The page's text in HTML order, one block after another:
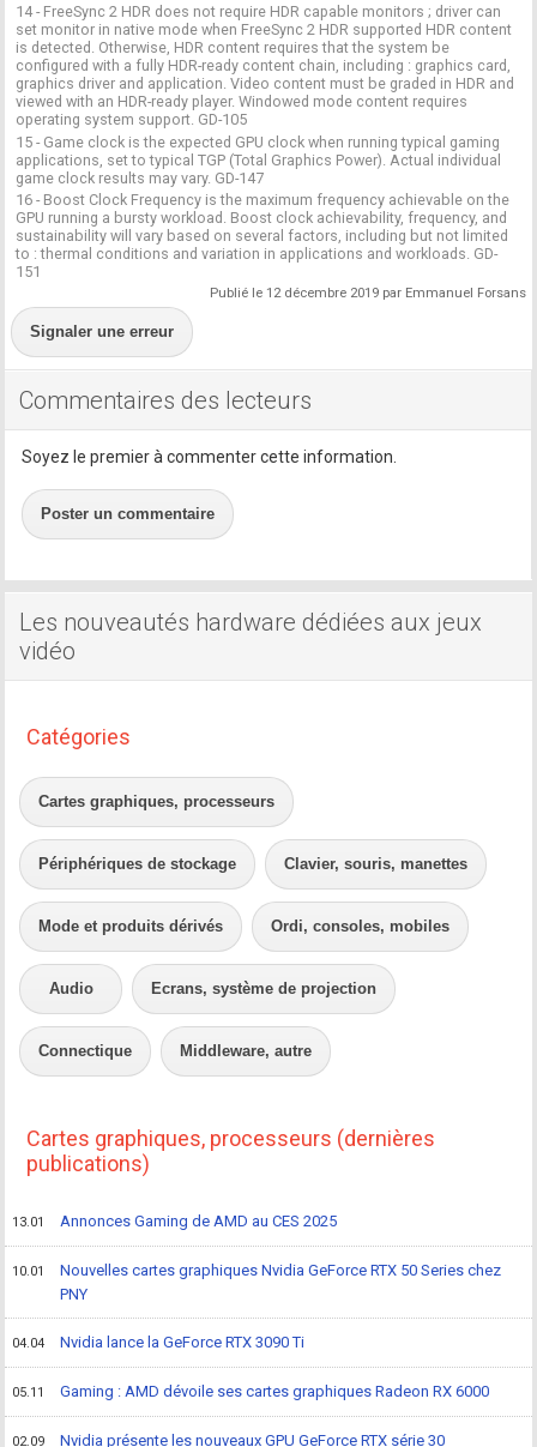
14 - FreeSync 2 HDR does not require HDR capable monitors ; driver can
set monitor in native mode when FreeSync 2 HDR supported HDR content
is detected. Otherwise, HDR content requires that the system be
configured with a fully HDR-ready content chain, including : graphics card,
graphics driver and application. Video content must be graded in HDR and
viewed with an HDR-ready player. Windowed mode content requires
operating system support. GD-105
15 - Game clock is the expected GPU clock when running typical gaming
applications, set to typical TGP (Total Graphics Power). Actual individual
game clock results may vary. GD-147
16 - Boost Clock Frequency is the maximum frequency achievable on the
GPU running a bursty workload. Boost clock achievability, frequency, and
sustainability will vary based on several factors, including but not limited
to : thermal conditions and variation in applications and workloads. GD-
151
Publié le 12 décembre 2019 par Emmanuel Forsans
Signaler une erreur
Commentaires des lecteurs
Soyez le premier à commenter cette information.
Poster un commentaire
Les nouveautés hardware dédiées aux jeux
vidéo
Catégories
Cartes graphiques, processeurs
Périphériques de stockage Clavier, souris, manettes
Mode et produits dérivés Ordi, consoles, mobiles
Audio Ecrans, système de projection
Connectique Middleware, autre
Cartes graphiques, processeurs (dernières
publications)
13.01 Annonces Gaming de AMD au CES 2025
10.01
Nouvelles cartes graphiques Nvidia GeForce RTX 50 Series chez
PNY
04.04 Nvidia lance la GeForce RTX 3090 Ti
05.11 Gaming : AMD dévoile ses cartes graphiques Radeon RX 6000
02.09 Nvidia présente les nouveaux GPU GeForce RTX série 30